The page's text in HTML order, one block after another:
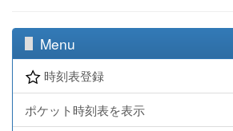
Menu
時刻表登録
ポケット時刻表を表示